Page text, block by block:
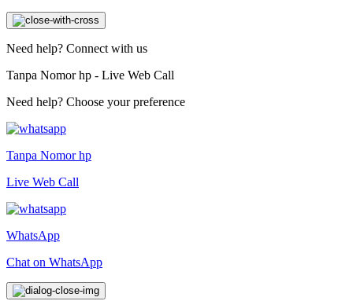
Need help? Connect with us
Tanpa Nomor hp - Live Web Call
Need help? Choose your preference
Tanpa Nomor hp
Live Web Call
WhatsApp
Chat on WhatsApp